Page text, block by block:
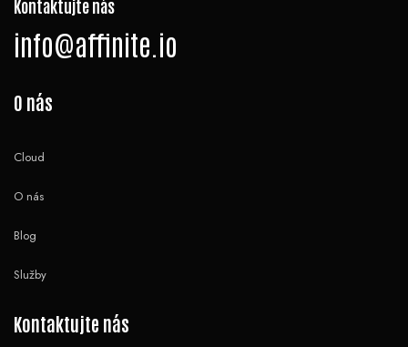
Kontaktujte nás
info@affinite.io
O nás
Cloud
O nás
Blog
Služby
Kontaktujte nás